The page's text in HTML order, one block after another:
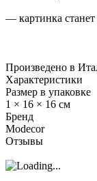
— картинка
Произведено в
Характеристики
Размер в упаковке
1 × 16 × 16 см
Бренд
Modecor
Отзывы